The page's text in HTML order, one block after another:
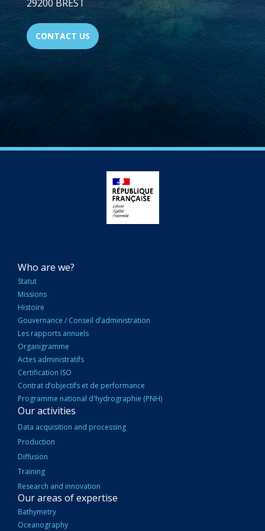
29200 BREST
CONTACT US
NAVIGATION
PRINCIPALE
Who are we?
Statut
Missions
Histoire
Gouvernance / Conseil d’administration
Les rapports annuels
Organigramme
Actes administratifs
Certification ISO
Contrat d’objectifs et de performance
Programme national d'hydrographie (PNH)
Our activities
Data acquisition and processing
Production
Diffusion
Training
Research and innovation
Our areas of expertise
Bathymetry
Oceanography